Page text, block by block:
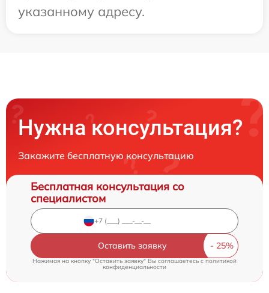
указанному адресу.
Нужна консультация?
Закажите бесплатную консультацию
Бесплатная консультация со
специалистом
Оставить заявку
Нажимая на кнопку "Оставить заявку" Вы соглашаетесь cполитикой
конфиденциальности